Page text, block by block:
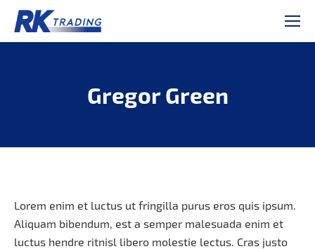
Gregor Green
Lorem enim et luctus ut fringilla purus eros quis ipsum.
Aliquam bibendum, est a semper malesuada enim et
luctus hendre ritnisl libero molestie lectus. Cras justo